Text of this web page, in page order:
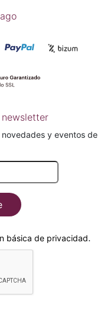
y eventos de
básica de privacidad.